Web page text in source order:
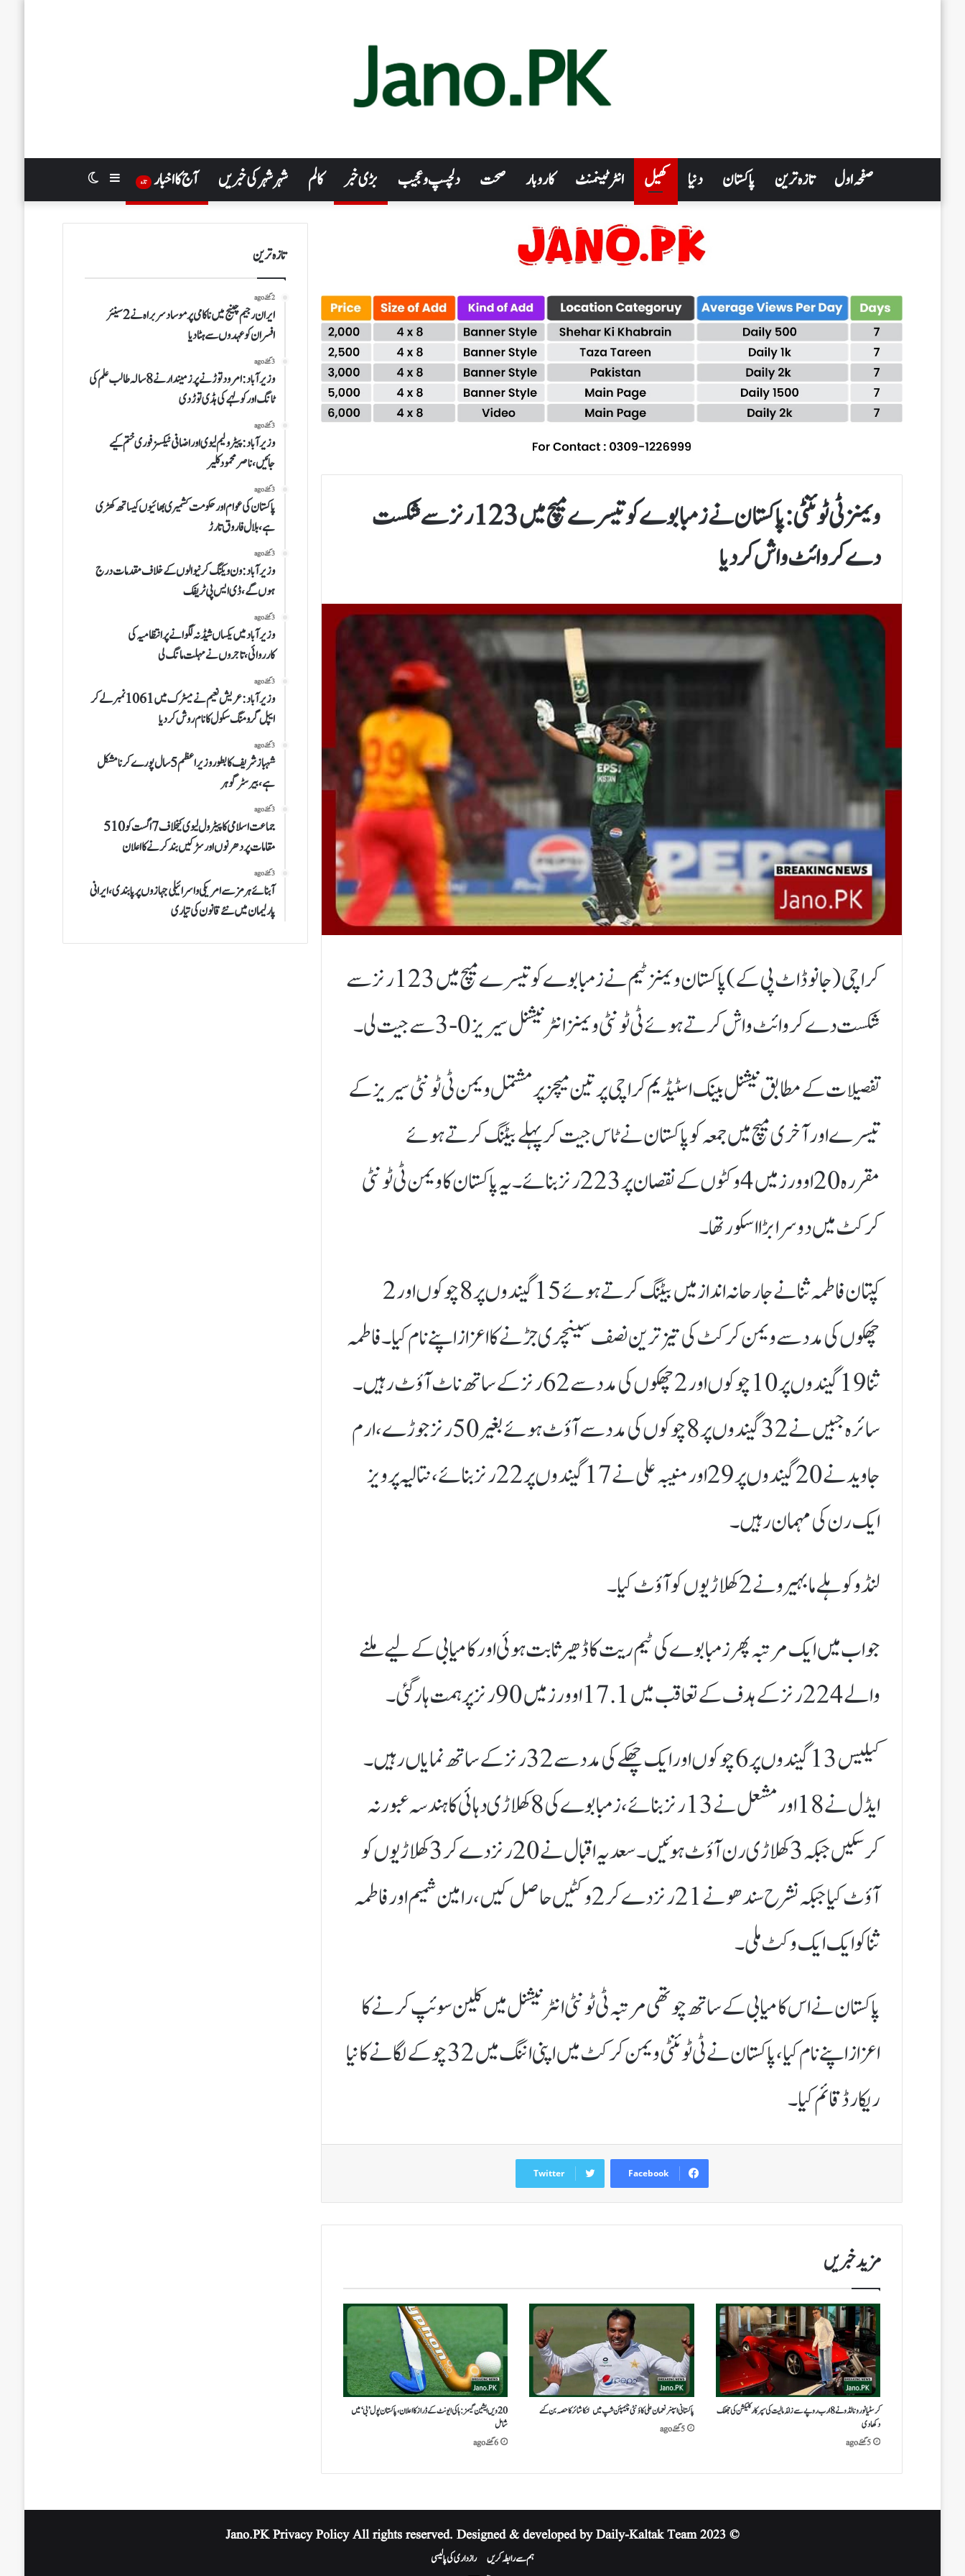
صفحہ اول تازہ ترین پاکستان دنیا کھیل انٹرٹینمنٹ کاروبار صحت دلچسپ و عجیب بڑی خبر کالم شہر شہر کی خبریں آج کا اخبار تازہ Switch
skin
Sidebar
ویمنز ٹی ٹوئنٹی: پاکستان نے زمبابوے کو تیسرے میچ میں 123 رنز سے شکست
دے کر وائٹ واش کردیا
کراچی(جانوڈاٹ پی کے)پاکستان ویمنز ٹیم نے زمبابوے کو تیسرے میچ میں 123 رنز سے
شکست دے کر وائٹ واش کرتے ہوئے ٹی ٹونٹی ویمنز انٹرنیشنل سیریز 0-3 سے جیت لی۔
تفصیلات کے مطابق نیشنل بینک اسٹیڈیم کراچی پرتین میچز پر مشتمل ویمن ٹی ٹونٹی سیریز کے
تیسرےاور آخری میچ میں جمعہ کو پاکستان نے ٹاس جیت کر پہلے بیٹنگ کرتے ہوئے
مقررہ 20 اوورز میں 4وکٹوں کے نقصان پر223رنز بنائے۔ یہ پاکستان کا ویمن ٹی ٹونٹی
کرکٹ میں دوسرا بڑا اسکور تھا۔
کپتان فاطمہ ثنا نے جارحانہ انداز میں بیٹنگ کرتے ہوئے 15 گیندوں پر 8 چوکوں اور 2
چھکوں کی مدد سے ویمن کرکٹ کی تیز ترین نصف سینچری جڑنے کا اعزاز اپنے نام کیا۔ فاطمہ
ثنا 19 گیندوں پر 10 چوکوں اور 2 چھکوں کی مدد سے 62 رنز کے ساتھ ناٹ آؤٹ رہیں۔
سائرہ جبیں نے 32 گیندوں پر 8 چوکوں کی مدد سے آؤٹ ہوئے بغیر 50 رنز جوڑے، ارم
جاوید نے 20گیندوں پر 29 اور منیبہ علی نے 17 گیندوں پر 22 رنز بنائے، نتالیہ پرویز
ایک رن کی مہمان رہیں۔
لنڈو کوہلے مابہیرو نے 2 کھلاڑیوں کو آؤٹ کیا۔
جواب میں ایک مرتبہ پھر زمبابوے کی ٹیم ریت کا ڈھیر ثابت ہوئی اور کامیابی کے لیے ملنے
والے 224 رنز کے ہدف کے تعاقب میں17.1اوورز میں90رنز پر ہمت ہار گئی۔
کیلیس 13 گیندوں پر 6 چوکوں اور ایک چھکے کی مدد سے 32 رنز کے ساتھ نمایاں رہیں۔
ایڈل نے 18اور مشعل نے 13رنز بنائے،زمبابوے کی8 کھلاڑی دہائی کا ہندسہ عبور نہ
کرسکیں جبکہ 3 کھلاڑی رن آؤٹ ہوئیں۔سعدیہ اقبال نے 20 رنز دے کر 3 کھلاڑیوں کو
آؤٹ کیا جبکہ نشرح سندھو نے 21 رنز دے کر 2 وکٹیں حاصل کیں،رامین شمیم اور فاطمہ
ثنا کو ایک ایک وکٹ ملی۔
پاکستان نے اس کامیابی کے ساتھ چوتھی مرتبہ ٹی ٹونٹی انٹرنیشنل میں کلین سوئپ کرنے کا
اعزاز اپنے نام کیا،پاکستان نے ٹی ٹوئنٹی ویمن کرکٹ میں اپنی اننگ میں 32 چوکے لگانے کا نیا
ریکارڈ قائم کیا۔
Facebook
Twitter
مزید خبریں
کرسٹیانو رونالڈو نے 8 ارب روپے سے زائد مالیت کی سپر کار کلیکشن کی جھلک
دکھا دی
5 گھنٹے ago
پاکستانی اسپنر نعمان علی کاؤنٹی چیمپئن شپ میں لنکاشائر کا حصہ بن گئے
5 گھنٹے ago
20ویں ایشین گیمز: ہاکی ایونٹ کے ڈراز کا اعلان، پاکستان پول ’بی‘ میں
شامل
6 گھنٹے ago
تازہ ترین
2 گھنٹے ago
ایران رجیم چینج میں ناکامی پر موساد سربراہ نے 2 سینئر
افسران کو عہدوں سے ہٹا دیا
3 گھنٹے ago
وزیرآباد:امرود توڑنے پر زمیندار نے 8 سالہ طالب علم کی
ٹانگ اور کولہے کی ہڈی توڑ دی
3 گھنٹے ago
وزیرآباد:پیٹرولیم لیوی اوراضافی ٹیکسز فوری ختم کیے
جائیں،ناصر محمود کلیر
3 گھنٹے ago
پاکستان کی عوام اور حکومت کشمیری بھائیوں کیساتھ کھڑی
ہے،بلال فاروق تارڑ
3 گھنٹے ago
وزیرآباد:ون ویلنگ کرنیوالوں کے خلاف مقدمات درج
ہوں گے،ڈی ایس پی ٹریفک
3 گھنٹے ago
وزیرآباد میں یکساں شیڈ نہ لگوانے پر انتظامیہ کی
کارروائی،تاجروں نے مہلت مانگ لی
3 گھنٹے ago
وزیرآباد:عریش نعیم نے میٹرک میں 1061نمبرلے کر
ایپل گرومنگ سکول کا نام روش کردیا
3 گھنٹے ago
شہباز شریف کا بطور وزیراعظم 5 سال پورے کرنا مشکل
ہے،بیرسٹر گوہر
3 گھنٹے ago
جماعت اسلامی کا پیٹرول لیوی کیخلاف 7 اگست کو 510
مقامات پر دھرنوں اور سڑکیں بند کرنے کا اعلان
3 گھنٹے ago
آبنائے ہرمز سے امریکی و اسرائیلی جہازوں پر پابندی،ایرانی
پارلیمان میں نئے قانون کی تیاری
© 2023 Jano.PK
Privacy PolicyAll rights reserved. Designed & developed by Daily-Kaltak Team
ہم سے رابطہ کریں
رازداری کی پالیسی